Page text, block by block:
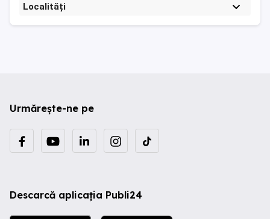
Localități
Urmărește-ne pe
Descarcă aplicația Publi24